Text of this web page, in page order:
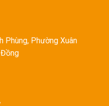
Phùng, Phường Xuân